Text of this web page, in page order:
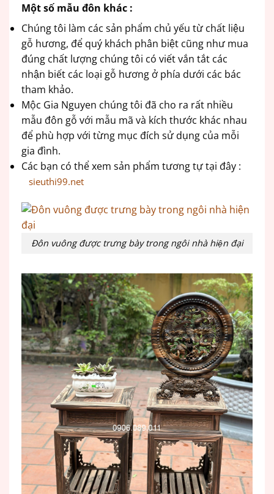
Một số mẫu đôn khác :
Chúng tôi làm các sản phẩm chủ yếu từ chất liệu
gỗ hương, để quý khách phân biệt cũng như mua
đúng chất lượng chúng tôi có viết vắn tắt các
nhận biết các loại gỗ hương ở phía dưới các bác
tham khảo.
Mộc Gia Nguyen chúng tôi đã cho ra rất nhiều
mẫu đôn gỗ với mẫu mã và kích thước khác nhau
để phù hợp với từng mục đích sử dụng của mỗi
gia đình.
Các bạn có thể xem sản phẩm tương tự tại đây :
sieuthi99.net
Đôn vuông được trưng bày trong ngôi nhà hiện đại